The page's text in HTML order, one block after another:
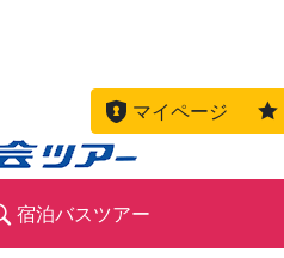
マイページ
宿泊バスツアー